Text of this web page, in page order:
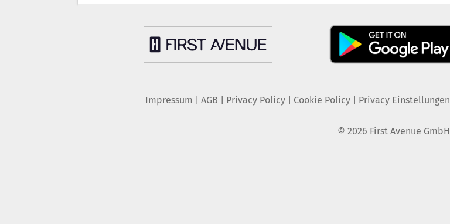
Impressum AGB Privacy Policy| Cookie Policy| Privacy Einstellungen
© 2026 First Avenue GmbH